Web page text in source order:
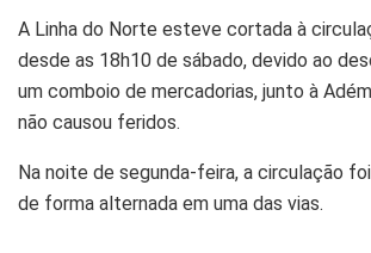
A Linha do Norte esteve cortada à
desde as 18h10 de sábado, devido ao
um comboio de mercadorias, junto à
não causou feridos.
Na noite de segunda-feira, a circulação
de forma alternada em uma das vias.